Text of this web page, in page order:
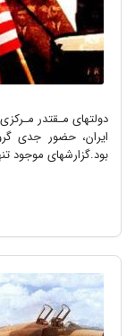
دولتهای مـقتدر مـرکزی
ایران، حضور جدی
بود.گزارشهای موجود‌